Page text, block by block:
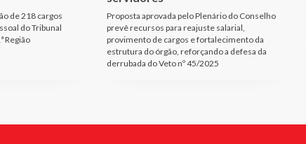
de 218 cargos
do Tribunal
Região
Proposta aprovada pelo Plenário do Conselho
prevê recursos para reajuste salarial,
provimento de cargos e fortalecimento da
estrutura do órgão, reforçando a defesa da
derrubada do Veto nº 45/2025